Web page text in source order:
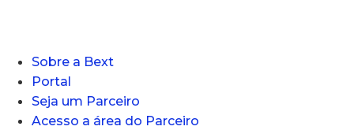
Sobre a Bext
Portal
Seja um Parceiro
Acesso a área do Parceiro